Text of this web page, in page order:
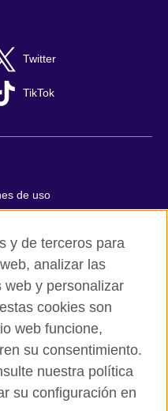
Twitter
TikTok
de uso
out by British Council
established to undertake
and diffusion of British
relations and mutual
y de terceros para
analizar las
web y personalizar
cookies son
web funcione,
su consentimiento.
nuestra política
su configuración en